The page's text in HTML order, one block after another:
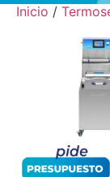
Inicio /